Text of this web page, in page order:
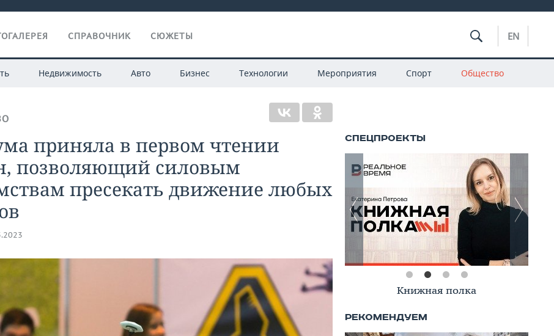
СПРАВОЧНИК СЮЖЕТЫ EN
Недвижимость Авто Бизнес Технологии Мероприятия Спорт Общество
приняла в первом чтении
позволяющий силовым
пресекать движение любых
Книжная полка